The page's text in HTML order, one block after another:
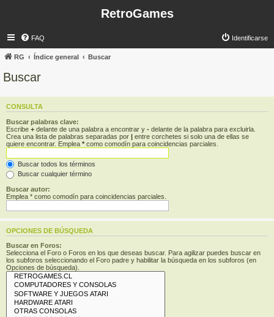
RetroGames
FAQ Identificarse
RG Índice general Buscar
Buscar
CONSULTA
Buscar palabras clave:
Escribe + delante de una palabra a encontrar y - delante de la palabra para excluirla.
Crea una lista de palabras separadas por | entre corchetes si solo una de ellas se
quiere encontrar. Emplea * como comodín para coincidencias parciales.
Buscar todos los términos
Buscar cualquier término
Buscar autor:
Emplea * como comodín para coincidencias parciales.
OPCIONES DE BÚSQUEDA
Buscar en Foros:
Selecciona el Foro o Foros en los que deseas buscar. Para agilizar puedes buscar en
los subforos seleccionando el Foro padre y habilitar la búsqueda en los subforos (en
Opciones de búsqueda).